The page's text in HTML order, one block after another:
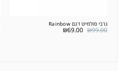
גרבי סולמייט דגם Rainbow
₪99.00
₪69.00